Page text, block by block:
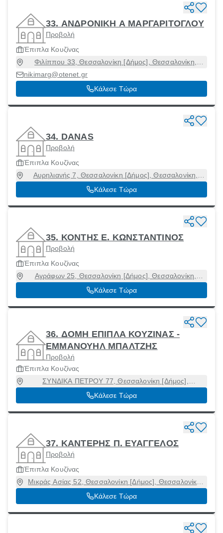
33. ΑΝΔΡΟΝΙΚΗ Α ΜΑΡΓΑΡΙΤΟΓΛΟΥ
Προβολή
Έπιπλα Κουζίνας
Φιλίππου 33, Θεσσαλονίκη [Δήμος], Θεσσαλονίκη,
nikimarg@otenet.gr
Κάλεσε Τώρα
34. DANAS
Προβολή
Έπιπλα Κουζίνας
Αυρηλιανής 7, Θεσσαλονίκη [Δήμος], Θεσσαλονίκη,
54632
Κάλεσε Τώρα
35. ΚΟΝΤΗΣ Ε. ΚΩΝΣΤΑΝΤΙΝΟΣ
Προβολή
Έπιπλα Κουζίνας
Αγράφων 25, Θεσσαλονίκη [Δήμος], Θεσσαλονίκη,
54634
Κάλεσε Τώρα
36. ΔΟΜΗ ΕΠΙΠΛΑ ΚΟΥΖΙΝΑΣ -
ΕΜΜΑΝΟΥΗΛ ΜΠΑΛΤΖΗΣ
Προβολή
Έπιπλα Κουζίνας
ΣΥΝΔΙΚΑ ΠΕΤΡΟΥ 77, Θεσσαλονίκη [Δήμος],
Θεσσαλονίκη, 54248
Κάλεσε Τώρα
37. ΚΑΝΤΕΡΗΣ Π. ΕΥΑΓΓΕΛΟΣ
Προβολή
Έπιπλα Κουζίνας
Μικράς Ασίας 52, Θεσσαλονίκη [Δήμος], Θεσσαλονίκη,
54454
Κάλεσε Τώρα